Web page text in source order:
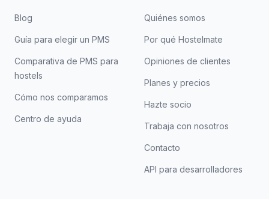
Blog
Guía para elegir un PMS
Comparativa de PMS para
hostels
Cómo nos comparamos
Centro de ayuda
Quiénes somos
Por qué Hostelmate
Opiniones de clientes
Planes y precios
Hazte socio
Trabaja con nosotros
Contacto
API para desarrolladores